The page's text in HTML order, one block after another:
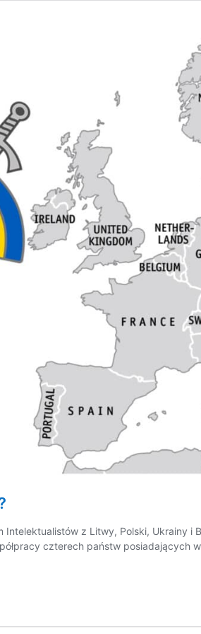
Intelektualistów z Litwy, Polski, Ukrainy
czterech państw posiadających